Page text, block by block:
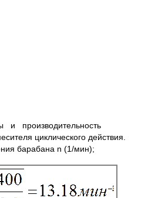
и производительность
циклического действия.
барабана n (1/мин);